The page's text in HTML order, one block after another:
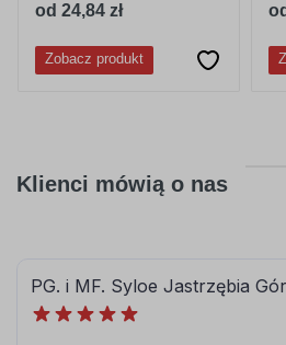
od 24,84 zł
Zobacz produkt
Klienci mówią o nas